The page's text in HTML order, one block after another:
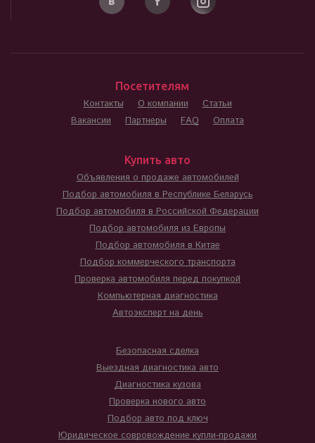
Посетителям
Контакты О компании
Статьи
Вакансии
Партнеры FAQ Оплата
Купить авто
Объявления о продаже автомобилей
Подбор автомобиля в Республике Беларусь
Подбор автомобиля в Российской Федерации
Подбор автомобиля из Европы
Подбор автомобиля в Китае
Подбор коммерческого транспорта
Проверка автомобиля перед покупкой
Компьютерная диагностика
Автоэксперт на день
Безопасная сделка
Выездная диагностика авто
Диагностика кузова
Проверка нового авто
Подбор авто под ключ
Юридическое совровождение купли-продажи